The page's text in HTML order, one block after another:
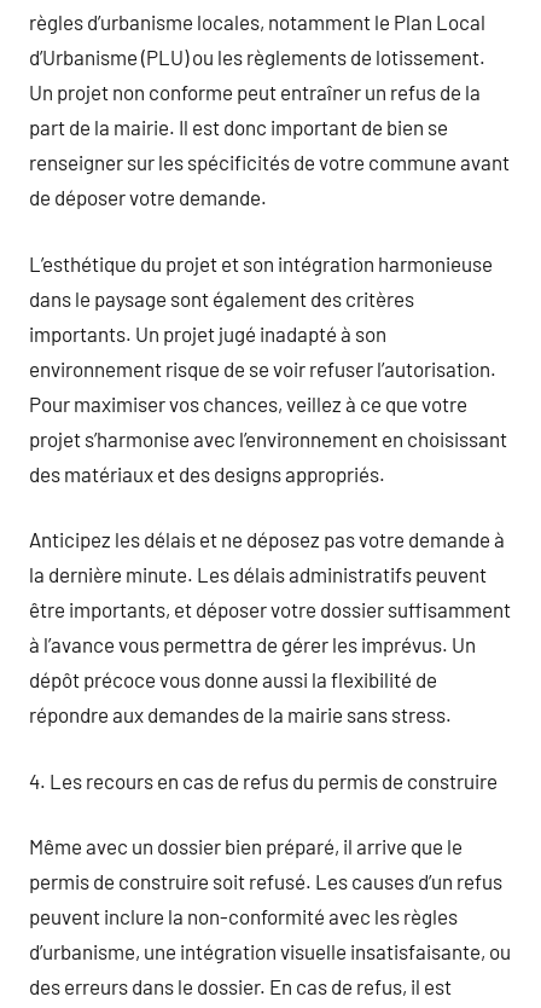
règles d’urbanisme locales, notamment le Plan Local
d’Urbanisme (PLU) ou les règlements de lotissement.
Un projet non conforme peut entraîner un refus de la
part de la mairie. Il est donc important de bien se
renseigner sur les spécificités de votre commune avant
de déposer votre demande.
L’esthétique du projet et son intégration harmonieuse
dans le paysage sont également des critères
importants. Un projet jugé inadapté à son
environnement risque de se voir refuser l’autorisation.
Pour maximiser vos chances, veillez à ce que votre
projet s’harmonise avec l’environnement en choisissant
des matériaux et des designs appropriés.
Anticipez les délais et ne déposez pas votre demande à
la dernière minute. Les délais administratifs peuvent
être importants, et déposer votre dossier suffisamment
à l’avance vous permettra de gérer les imprévus. Un
dépôt précoce vous donne aussi la flexibilité de
répondre aux demandes de la mairie sans stress.
4. Les recours en cas de refus du permis de construire
Même avec un dossier bien préparé, il arrive que le
permis de construire soit refusé. Les causes d’un refus
peuvent inclure la non-conformité avec les règles
d’urbanisme, une intégration visuelle insatisfaisante, ou
des erreurs dans le dossier. En cas de refus, il est